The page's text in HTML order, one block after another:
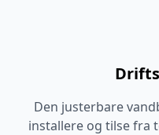
Den justerbare
installere og tilse fra